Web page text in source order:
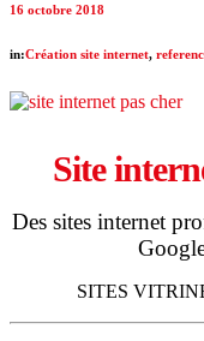
16 octobre 2018
in:Création site internet,
Site
Des sites internet
SITES